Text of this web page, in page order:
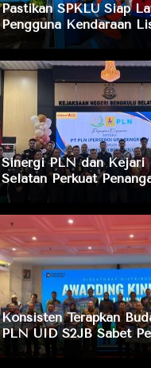
Pastikan SPKLU Siap
Pengguna Kendaraan
ULP Nusa Indah Lakukan
Daya
Sinergi PLN dan Kejari
Selatan Perkuat
Masalah Hukum,
Konsisten Terapkan
PLN UID S2JB Sabet
Zero Accident